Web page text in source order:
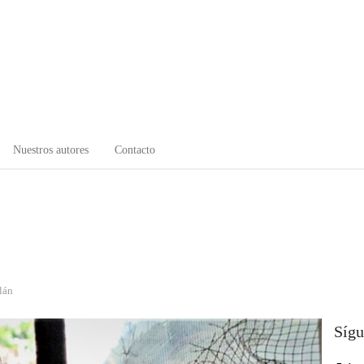
Nuestros autores Contacto